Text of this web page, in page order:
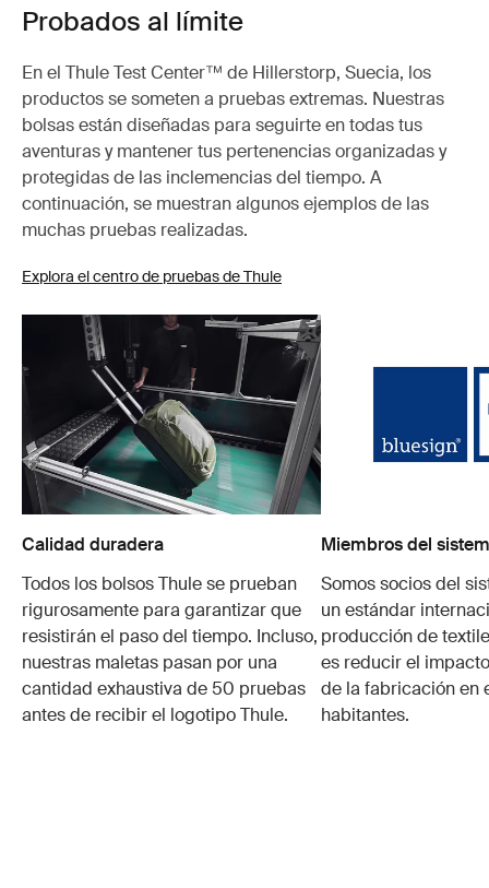
Probados al límite
En el Thule Test Center™ de Hillerstorp, Suecia, los
productos se someten a pruebas extremas. Nuestras
bolsas están diseñadas para seguirte en todas tus
aventuras y mantener tus pertenencias organizadas y
protegidas de las inclemencias del tiempo. A
continuación, se muestran algunos ejemplos de las
muchas pruebas realizadas.
Explora el centro de pruebas de Thule
Calidad duradera
Todos los bolsos Thule se prueban
rigurosamente para garantizar que
resistirán el paso del tiempo. Incluso,
nuestras maletas pasan por una
cantidad exhaustiva de 50 pruebas
antes de recibir el logotipo Thule.
Miembros del
Somos socios del
un estándar
producción de
es reducir el
de la fabricación en
habitantes.